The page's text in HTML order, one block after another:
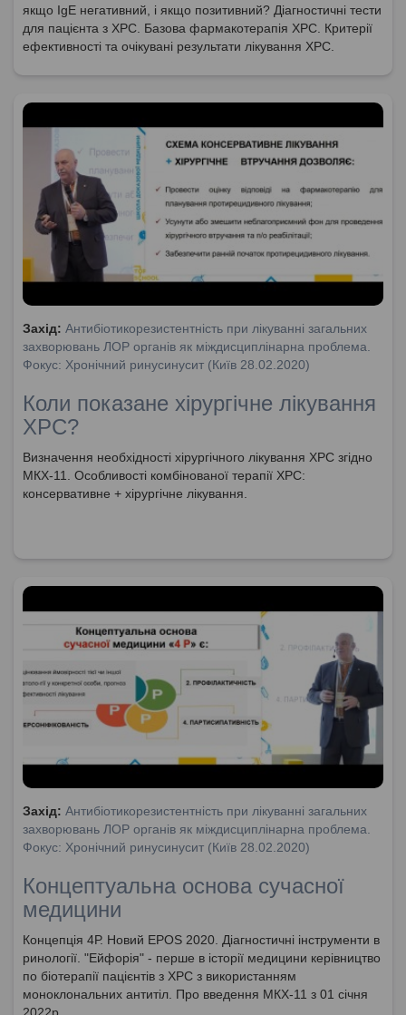
якщо IgE негативний, і якщо позитивний? Діагностичні тести
для пацієнта з ХРС. Базова фармакотерапія ХРС. Критерії
ефективності та очікувані результати лікування ХРС.
Захід: Антибіотикорезистентність при лікуванні загальних
захворювань ЛОР органів як міждисциплінарна проблема.
Фокус: Хронічний ринусинусит (Київ 28.02.2020)
Коли показане хірургічне лікування
ХРС?
Визначення необхідності хірургічного лікування ХРС згідно
МКХ-11. Особливості комбінованої терапії ХРС:
консервативне + хірургічне лікування.
Захід: Антибіотикорезистентність при лікуванні загальних
захворювань ЛОР органів як міждисциплінарна проблема.
Фокус: Хронічний ринусинусит (Київ 28.02.2020)
Концептуальна основа сучасної
медицини
Концепція 4Р. Новий EPOS 2020. Діагностичні інструменти в
ринології. "Ейфорія" - перше в історії медицини керівництво
по біотерапії пацієнтів з ХРС з використанням
моноклональних антитіл. Про введення МКХ-11 з 01 січня